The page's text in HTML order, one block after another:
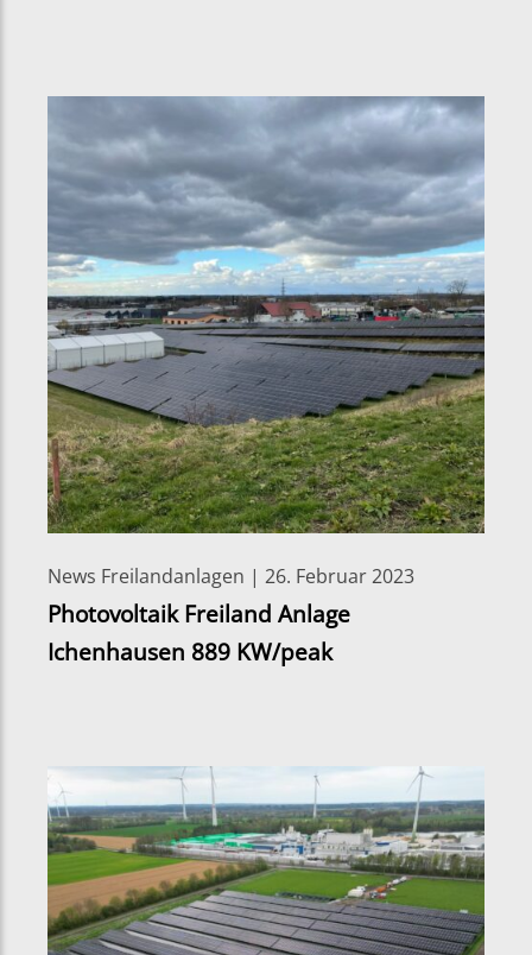
News Freilandanlagen | 26. Februar 2023
Photovoltaik Freiland Anlage
Ichenhausen 889 KW/peak